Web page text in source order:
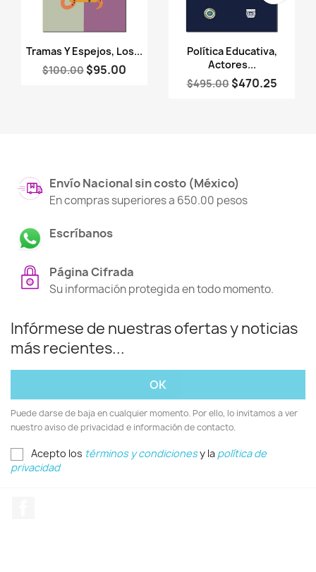
Vista rápida
Tramas Y Espejos, Los...
$100.00 $95.00
Vista rápida
Política Educativa,
Actores...
$495.00 $470.25
Envío Nacional sin costo (México)
En compras superiores a 650.00 pesos
Escríbanos
Página Cifrada
Su información protegida en todo momento.
Infórmese de nuestras ofertas y noticias
más recientes...
Puede darse de baja en cualquier momento. Por ello, lo invitamos a ver
nuestro aviso de privacidad e información de contacto.
Acepto los términos y condicionesy la política de
privacidad